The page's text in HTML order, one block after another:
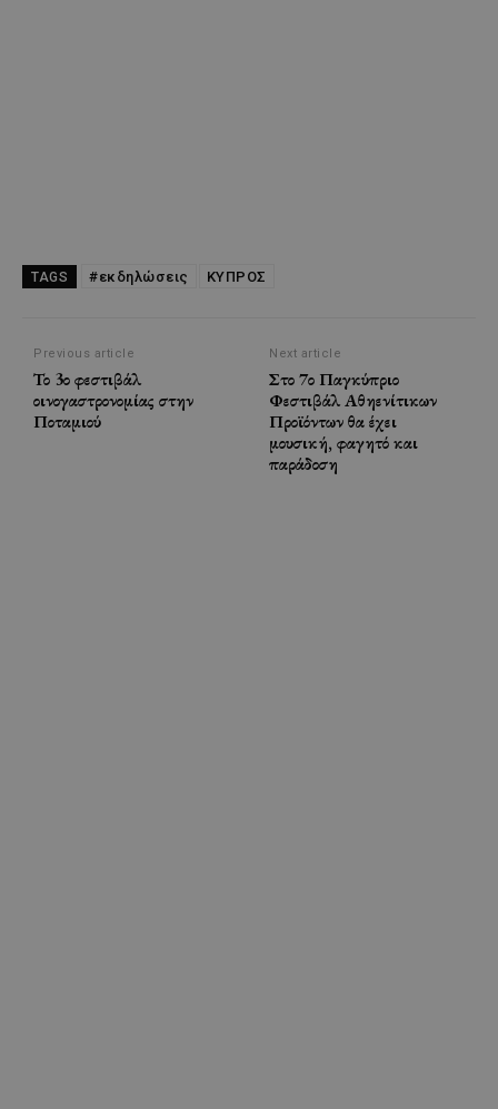
TAGS #εκδηλώσεις ΚΥΠΡΟΣ
Previous article
Το 3ο φεστιβάλ
οινογαστρονομίας στην
Ποταμιού
Next article
Στο 7ο Παγκύπριο
Φεστιβάλ Αθηενίτικων
Προϊόντων θα έχει
μουσική, φαγητό και
παράδοση